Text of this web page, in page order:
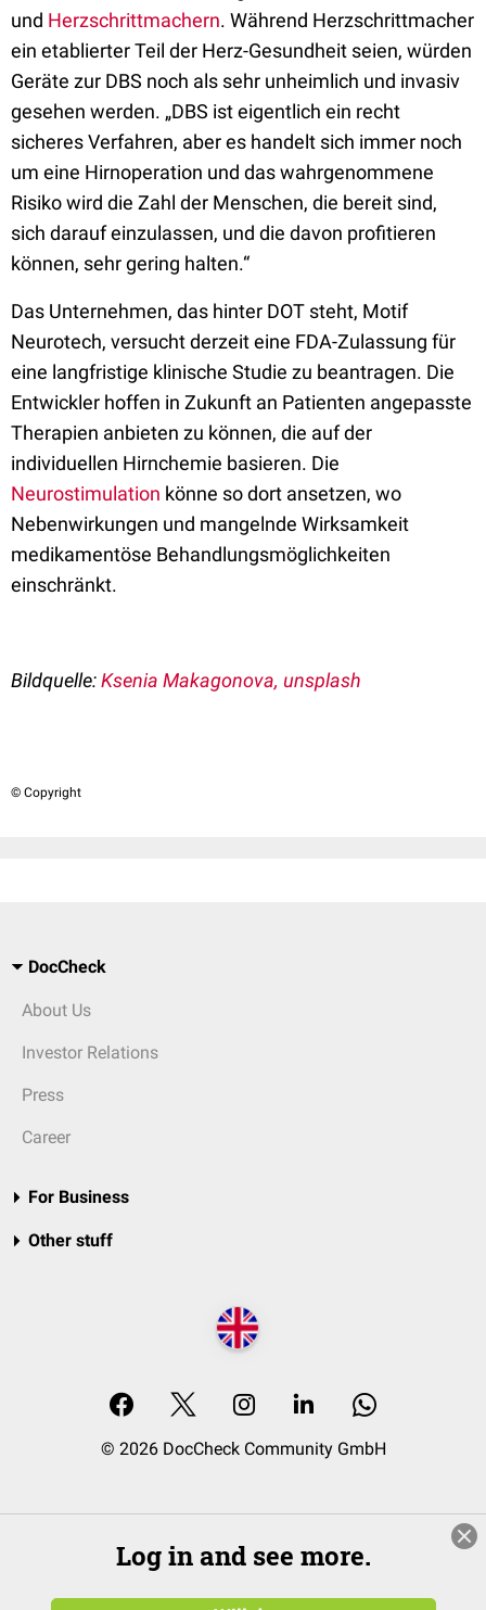
und Herzschrittmachern. Während Herzschrittmacher
ein etablierter Teil der Herz-Gesundheit seien, würden
Geräte zur DBS noch als sehr unheimlich und invasiv
gesehen werden. „DBS ist eigentlich ein recht
sicheres Verfahren, aber es handelt sich immer noch
um eine Hirnoperation und das wahrgenommene
Risiko wird die Zahl der Menschen, die bereit sind,
sich darauf einzulassen, und die davon profitieren
können, sehr gering halten.“
Das Unternehmen, das hinter DOT steht, Motif
Neurotech, versucht derzeit eine FDA-Zulassung für
eine langfristige klinische Studie zu beantragen. Die
Entwickler hoffen in Zukunft an Patienten angepasste
Therapien anbieten zu können, die auf der
individuellen Hirnchemie basieren. Die
Neurostimulation könne so dort ansetzen, wo
Nebenwirkungen und mangelnde Wirksamkeit
medikamentöse Behandlungsmöglichkeiten
einschränkt.
Bildquelle:Ksenia Makagonova, unsplash
© Copyright
DocCheck
About Us
Investor Relations
Press
Career
For Business
Other stuff
© 2026 DocCheck Community GmbH
Log in and see more.